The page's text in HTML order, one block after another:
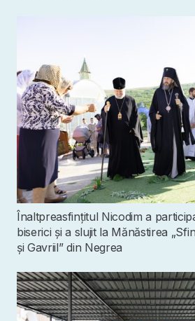
Înaltpreasfințitul Nicodim a
biserici și a slujit la Mănăstirea
și Gavriil” din Negrea